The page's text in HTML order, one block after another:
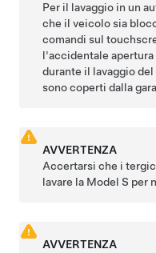
Per il lavaggio in un
che il veicolo sia
comandi sul
l'accidentale
durante il lavaggio
sono coperti dalla
AVVERTENZA
Accertarsi che i
lavare la Model S per
AVVERTENZA